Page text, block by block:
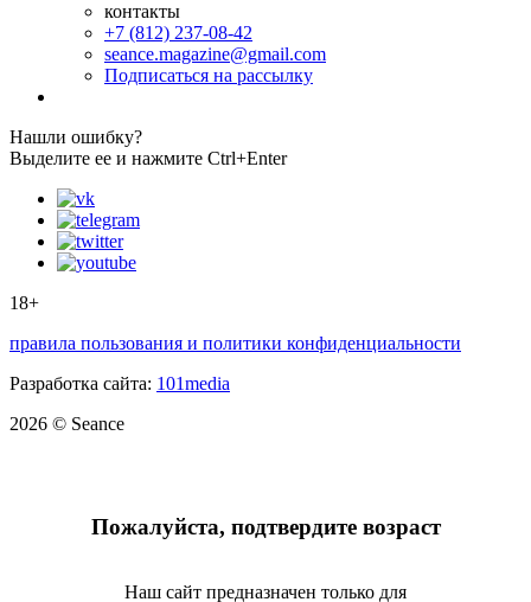
контакты
+7 (812) 237-08-42
seance.magazine@gmail.com
Подписаться на рассылку
Нашли ошибку?
Выделите ее и нажмите Ctrl+Enter
18+
правила пользования и политики конфиденциальности
Разработка сайта: 101media
2026 © Seance
Пожалуйста, подтвердите возраст
Наш сайт предназначен только для